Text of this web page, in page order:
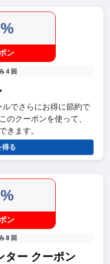
ン
4 回
でさらにお得に節約で
のクーポンを使って、
きます。
得る
ン
8 回
ター クーポン